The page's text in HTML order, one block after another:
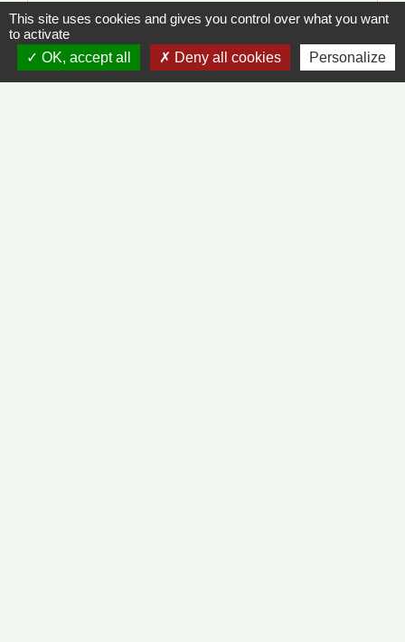
Impôt sur le revenu : dépliants d'information
open_in_new
Ministère chargé des finances
This site uses cookies and gives you control over what you want
to activate
OK, accept all
Deny all cookies Personalize